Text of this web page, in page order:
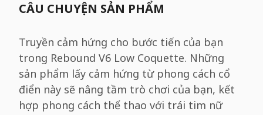
CÂU CHUYỆN SẢN PHẨM
Truyền cảm hứng cho bước tiến của bạn
trong Rebound V6 Low Coquette. Những
sản phẩm lấy cảm hứng từ phong cách cổ
điển này sẽ nâng tầm trò chơi của bạn, kết
hợp phong cách thể thao với trái tim nữ